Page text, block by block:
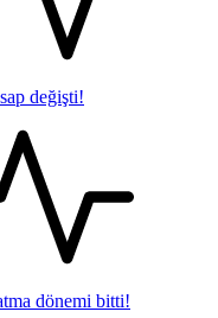
değişti!
dönemi bitti!